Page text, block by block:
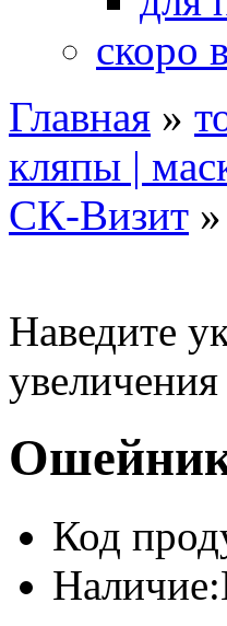
скоро
Главная »
кляпы |
СК-Визит »
Наведите
увеличения
Код
Наличие: